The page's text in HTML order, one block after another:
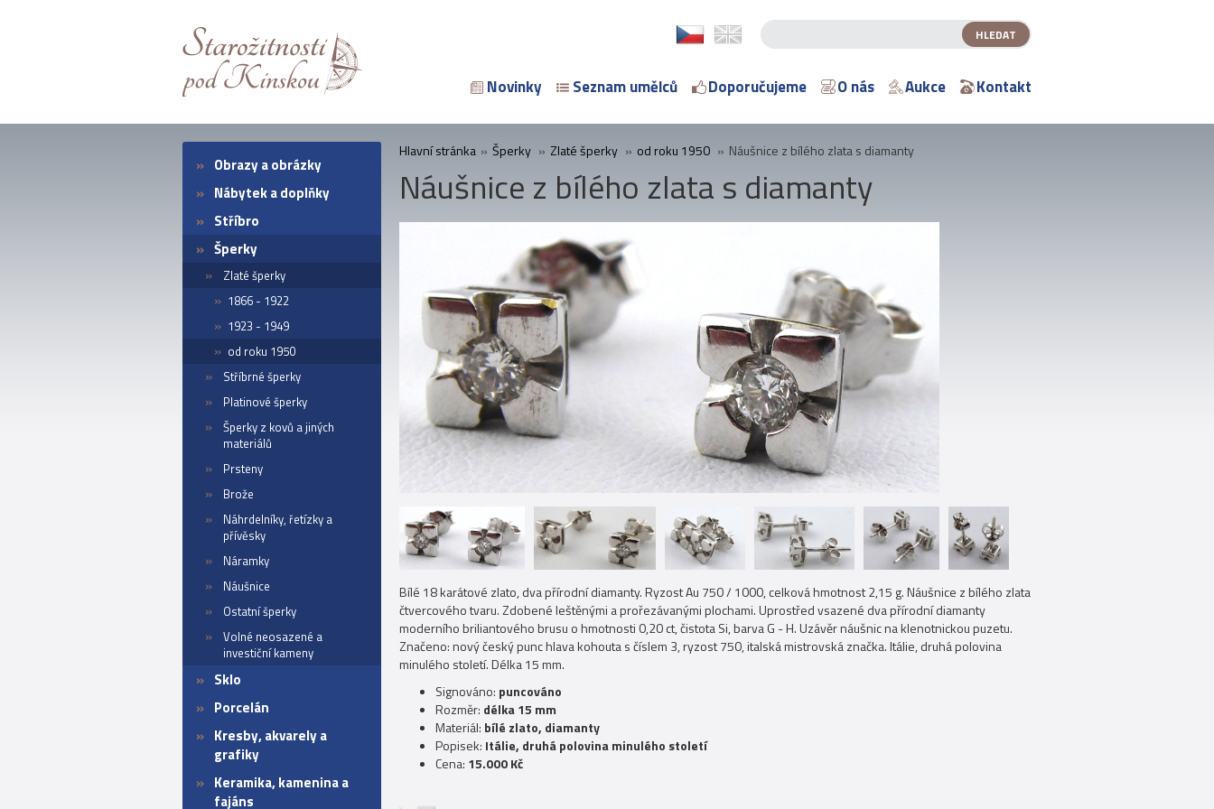
Novinky Seznam umělců Doporučujeme O nás Aukce Kontakt
Obrazy a obrázky
Nábytek a doplňky
Stříbro
Šperky
Zlaté šperky
1866 - 1922
1923 - 1949
od roku 1950
Stříbrné šperky
Platinové šperky
Šperky z kovů a jiných
materiálů
Prsteny
Brože
Náhrdelníky, řetízky a
přívěsky
Náramky
Náušnice
Ostatní šperky
Volné neosazené a
investiční kameny
Sklo
Porcelán
Kresby, akvarely a
grafiky
Keramika, kamenina a
fajáns
Hlavní stránka » Šperky » Zlaté šperky » od roku 1950 » Náušnice z bílého zlata s diamanty
Náušnice z bílého zlata s diamanty
Bílé 18 karátové zlato, dva přírodní diamanty. Ryzost Au 750 / 1000, celková hmotnost 2,15 g. Náušnice z bílého zlata
čtvercového tvaru. Zdobené leštěnými a prořezávanými plochami. Uprostřed vsazené dva přírodní diamanty
moderního briliantového brusu o hmotnosti 0,20 ct, čistota Si, barva G - H. Uzávěr náušnic na klenotnickou puzetu.
Značeno: nový český punc hlava kohouta s číslem 3, ryzost 750, italská mistrovská značka. Itálie, druhá polovina
minulého století. Délka 15 mm.
Signováno: puncováno
Rozměr: délka 15 mm
Materiál: bílé zlato, diamanty
Popisek: Itálie, druhá polovina minulého století
Cena: 15.000 Kč